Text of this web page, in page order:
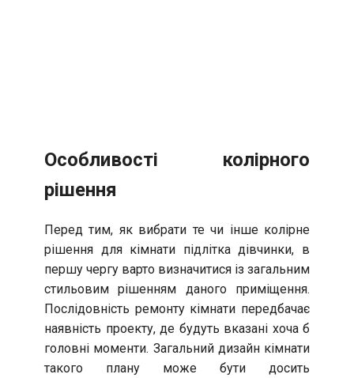
Особливості колірного
рішення
Перед тим, як вибрати те чи інше колірне
рішення для кімнати підлітка дівчинки, в
першу чергу варто визначитися із загальним
стильовим рішенням даного приміщення.
Послідовність ремонту кімнати передбачає
наявність проекту, де будуть вказані хоча б
головні моменти. Загальний дизайн кімнати
такого плану може бути досить